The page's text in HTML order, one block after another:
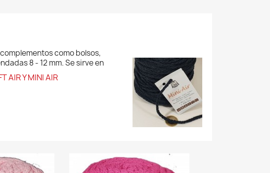
como bolsos,
8 - 12 mm. Se sirve en
AIR Y MINI AIR